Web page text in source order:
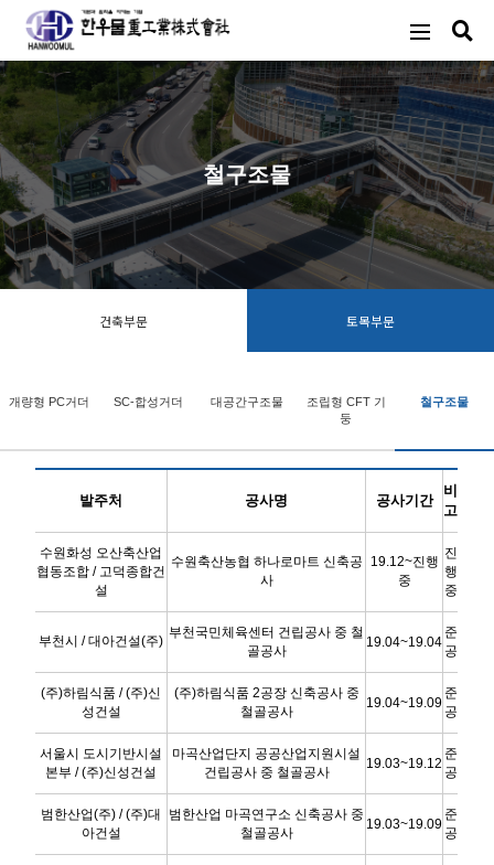
철구조물
건축부문 토목부문
개량형 PC거더 SC-합성거더 대공간구조물
조립형 CFT 기
둥
철구조물
발주처 공사명 공사기간
비
고
수원화성 오산축산업
협동조합 / 고덕종합건
설
수원축산농협 하나로마트 신축공
사
19.12~진행
중
진
행
중
부천시 / 대아건설(주)
부천국민체육센터 건립공사 중 철
골공사
19.04~19.04
준
공
(주)하림식품 / (주)신
성건설
(주)하림식품 2공장 신축공사 중
철골공사
19.04~19.09
준
공
서울시 도시기반시설
본부 / (주)신성건설
마곡산업단지 공공산업지원시설
건립공사 중 철골공사
19.03~19.12
준
공
범한산업(주) / (주)대
아건설
범한산업 마곡연구소 신축공사 중
철골공사
19.03~19.09
준
공